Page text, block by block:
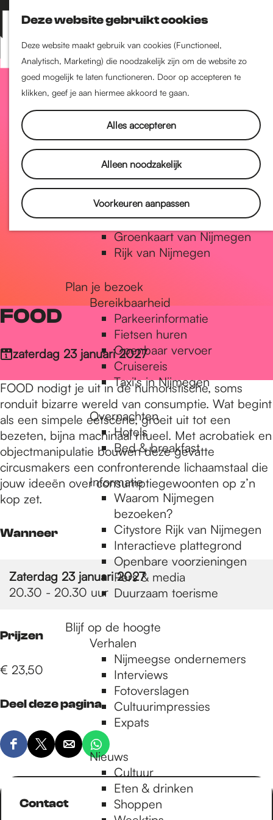
Deze website gebruikt cookies
Deze website maakt gebruik van cookies (Functioneel,
Analytisch, Marketing) die noodzakelijk zijn om de website zo
goed mogelijk te laten functioneren. Door op accepteren te
klikken, geef je aan hiermee akkoord te gaan.
Alles accepteren
Alleen noodzakelijk
Voorkeuren aanpassen
Z
o
e
k
e
K
a
a
r
t
M
e
n
Nijmegen-Nieuw-West
Nijmegen-Oud-West
Dukenburg
Lindenholt
Historie
De oudste stad van
Nederland
Historische tijdlijn
Romeinse Limes
Vrede van Nijmegen Penning
Natuur in Nijmegen
Groenkaart van Nijmegen
Rijk van Nijmegen
Plan je bezoek
Bereikbaarheid
Parkeerinformatie
Fietsen huren
Openbaar vervoer
Cruisereis
Taxi's in Nijmegen
Overnachten
Hotels
Bed & breakfast
Informatie
Waarom Nijmegen
bezoeken?
Citystore Rijk van Nijmegen
Interactieve plattegrond
Openbare voorzieningen
Pers & media
Duurzaam toerisme
Blijf op de hoogte
Verhalen
Nijmeegse ondernemers
Interviews
Fotoverslagen
Cultuurimpressies
Expats
Nieuws
Cultuur
Eten & drinken
Shoppen
FOOD
zaterdag 23 januari 2027
FOOD nodigt je uit in de humoristische, soms
ronduit bizarre wereld van consumptie. Wat begint
als een simpele eetscène, groeit uit tot een
bezeten, bijna machinaal ritueel. Met acrobatiek en
objectmanipulatie bouwen deze gevatte
circusmakers een confronterende lichaamstaal die
jouw ideeën over consumptiegewoonten op z’n
kop zet.
Wanneer
Zaterdag 23 januari 2027
20.30 - 20.30 uur
Prijzen
€ 23,50
Deel deze pagina
D
e
D
e
l
D
e
l
D
e
d
Contact